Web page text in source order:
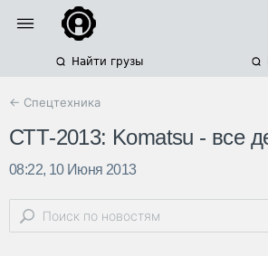
Найти грузы
← Спецтехника
СТТ-2013: Komatsu - все
08:22, 10 Июня 2013